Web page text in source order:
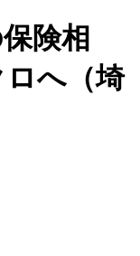
険相
へ（埼